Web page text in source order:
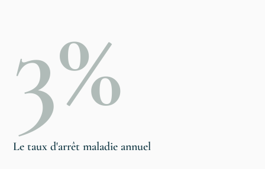
3%
Le taux d'arrêt maladie annuel